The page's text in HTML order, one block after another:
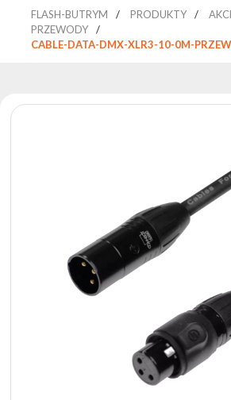
Reflektory
Prowadzące
Sterowniki
FLASH-BUTRYM PRODUKTY
PRZEWODY
CABLE-DATA-DMX-XLR3-10-0M-